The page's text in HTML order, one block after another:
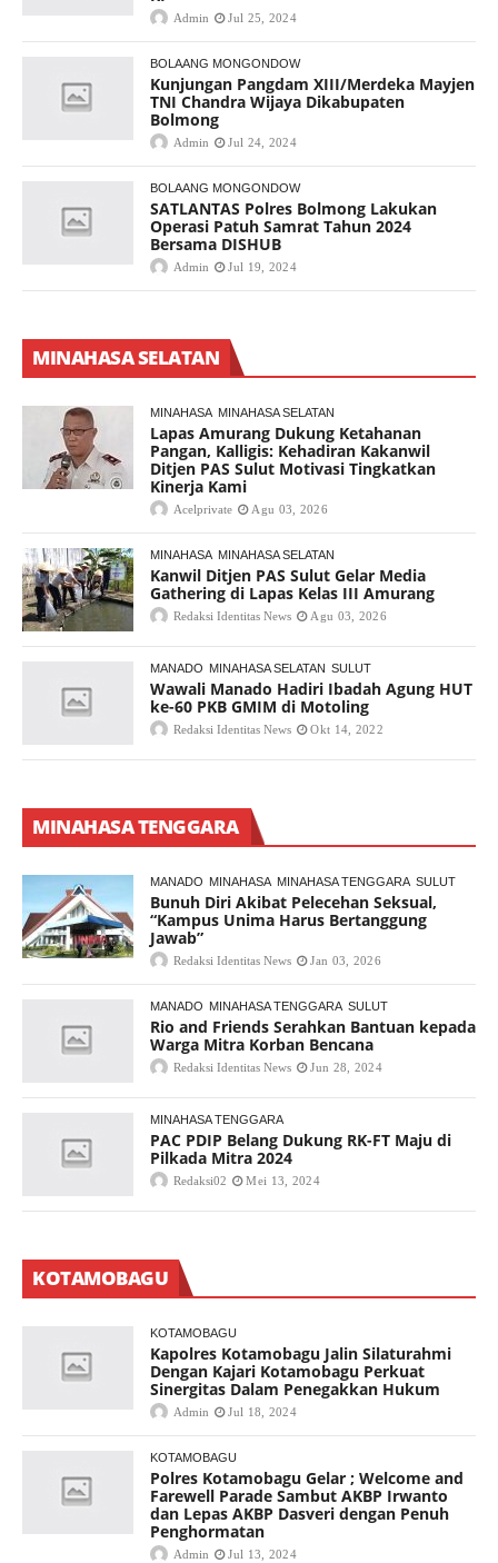
Admin Jul 25, 2024
BOLAANG MONGONDOW
Kunjungan Pangdam XIII/Merdeka Mayjen
TNI Chandra Wijaya Dikabupaten
Bolmong
Admin Jul 24, 2024
BOLAANG MONGONDOW
SATLANTAS Polres Bolmong Lakukan
Operasi Patuh Samrat Tahun 2024
Bersama DISHUB
Admin Jul 19, 2024
MINAHASA SELATAN
MINAHASA MINAHASA SELATAN
Lapas Amurang Dukung Ketahanan
Pangan, Kalligis: Kehadiran Kakanwil
Ditjen PAS Sulut Motivasi Tingkatkan
Kinerja Kami
Acelprivate Agu 03, 2026
MINAHASA MINAHASA SELATAN
Kanwil Ditjen PAS Sulut Gelar Media
Gathering di Lapas Kelas III Amurang
Redaksi Identitas News Agu 03, 2026
MANADO MINAHASA SELATAN SULUT
Wawali Manado Hadiri Ibadah Agung HUT
ke-60 PKB GMIM di Motoling
Redaksi Identitas News Okt 14, 2022
MINAHASA TENGGARA
MANADO MINAHASA MINAHASA TENGGARA SULUT
Bunuh Diri Akibat Pelecehan Seksual,
“Kampus Unima Harus Bertanggung
Jawab”
Redaksi Identitas News Jan 03, 2026
MANADO MINAHASA TENGGARA SULUT
Rio and Friends Serahkan Bantuan kepada
Warga Mitra Korban Bencana
Redaksi Identitas News Jun 28, 2024
MINAHASA TENGGARA
PAC PDIP Belang Dukung RK-FT Maju di
Pilkada Mitra 2024
Redaksi02 Mei 13, 2024
KOTAMOBAGU
KOTAMOBAGU
Kapolres Kotamobagu Jalin Silaturahmi
Dengan Kajari Kotamobagu Perkuat
Sinergitas Dalam Penegakkan Hukum
Admin Jul 18, 2024
KOTAMOBAGU
Polres Kotamobagu Gelar ; Welcome and
Farewell Parade Sambut AKBP Irwanto
dan Lepas AKBP Dasveri dengan Penuh
Penghormatan
Admin Jul 13, 2024